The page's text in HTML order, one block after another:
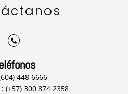

448 6666
(+57) 300 874 2358